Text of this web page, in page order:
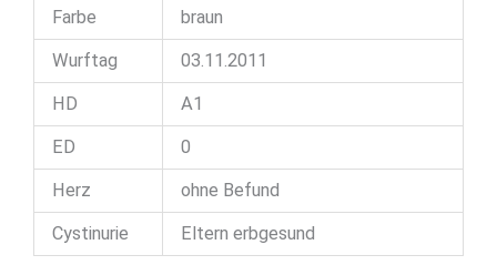
Farbe braun
Wurftag 03.11.2011
HD A1
ED 0
Herz ohne Befund
Cystinurie Eltern erbgesund